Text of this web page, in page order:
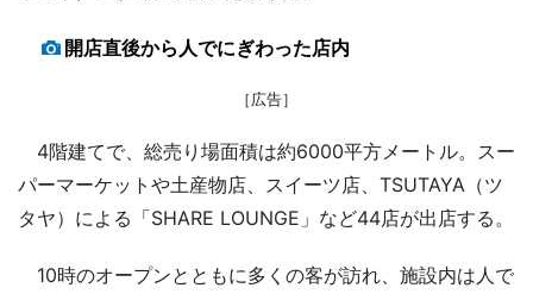
開店直後から人でにぎわった店内
［広告］
4階建てで、総売り場面積は約6000平方メートル。スー
パーマーケットや土産物店、スイーツ店、TSUTAYA（ツ
タヤ）による「SHARE LOUNGE」など44店が出店する。
10時のオープンとともに多くの客が訪れ、施設内は人で